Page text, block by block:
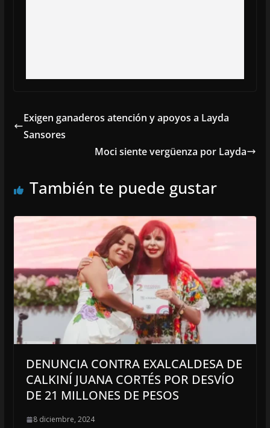
Exigen ganaderos atención y apoyos a Layda
Sansores
Moci siente vergüenza por Layda
También te puede gustar
DENUNCIA CONTRA EXALCALDESA DE
CALKINÍ JUANA CORTÉS POR DESVÍO
DE 21 MILLONES DE PESOS
8 diciembre, 2024